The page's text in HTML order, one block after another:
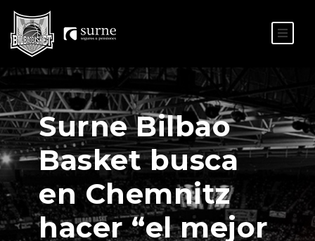
Surne Bilbao
Basket busca
en Chemnitz
hacer “el mejor